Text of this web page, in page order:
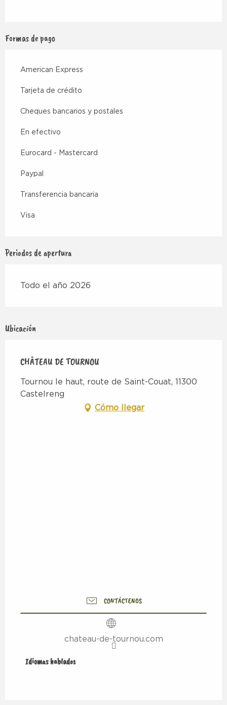
Formas de pago
American Express
Tarjeta de crédito
Cheques bancarios y postales
En efectivo
Eurocard - Mastercard
Paypal
Transferencia bancaria
Visa
Periodos de apertura
Todo el año 2026
Ubicación
CHÂTEAU DE TOURNOU
Tournou le haut, route de Saint-Couat, 11300
Castelreng
Cómo llegar
CONTÁCTENOS
chateau-de-tournou.com
Idiomas hablados
Idiomas hablados